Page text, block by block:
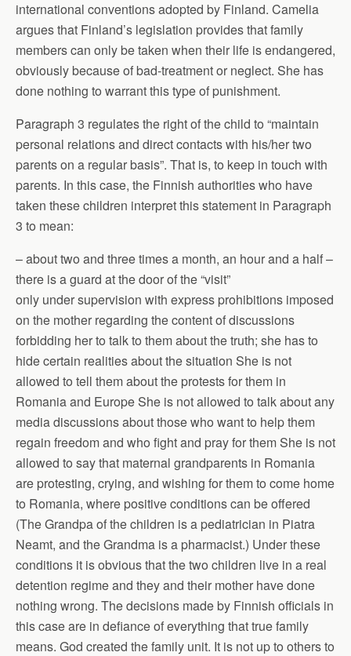
international conventions adopted by Finland. Camelia
argues that Finland’s legislation provides that family
members can only be taken when their life is endangered,
obviously because of bad-treatment or neglect. She has
done nothing to warrant this type of punishment.
Paragraph 3 regulates the right of the child to “maintain
personal relations and direct contacts with his/her two
parents on a regular basis”. That is, to keep in touch with
parents. In this case, the Finnish authorities who have
taken these children interpret this statement in Paragraph
3 to mean:
– about two and three times a month, an hour and a half –
there is a guard at the door of the “visit”
only under supervision with express prohibitions imposed
on the mother regarding the content of discussions
forbidding her to talk to them about the truth; she has to
hide certain realities about the situation She is not
allowed to tell them about the protests for them in
Romania and Europe She is not allowed to talk about any
media discussions about those who want to help them
regain freedom and who fight and pray for them She is not
allowed to say that maternal grandparents in Romania
are protesting, crying, and wishing for them to come home
to Romania, where positive conditions can be offered
(The Grandpa of the children is a pediatrician in Piatra
Neamt, and the Grandma is a pharmacist.) Under these
conditions it is obvious that the two children live in a real
detention regime and they and their mother have done
nothing wrong. The decisions made by Finnish officials in
this case are in defiance of everything that true family
means. God created the family unit. It is not up to others to